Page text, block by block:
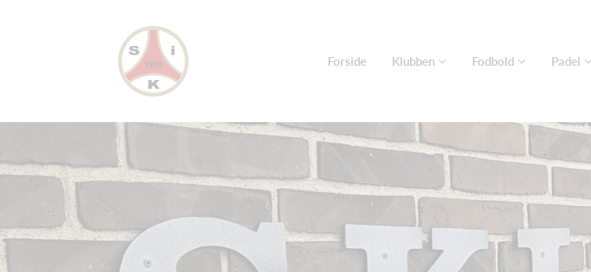
Forside Klubben Fodbold Padel